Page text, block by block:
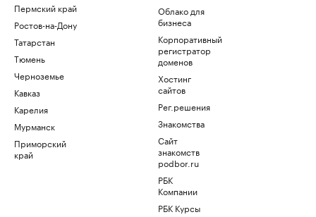
Пермский край
Ростов-на-Дону
Татарстан
Тюмень
Черноземье
Кавказ
Карелия
Мурманск
Приморский
край
Облако для
бизнеса
Корпоративный
регистратор
доменов
Хостинг
сайтов
Рег.решения
Знакомства
Сайт
знакомств
podbor.ru
РБК
Компании
РБК Курсы